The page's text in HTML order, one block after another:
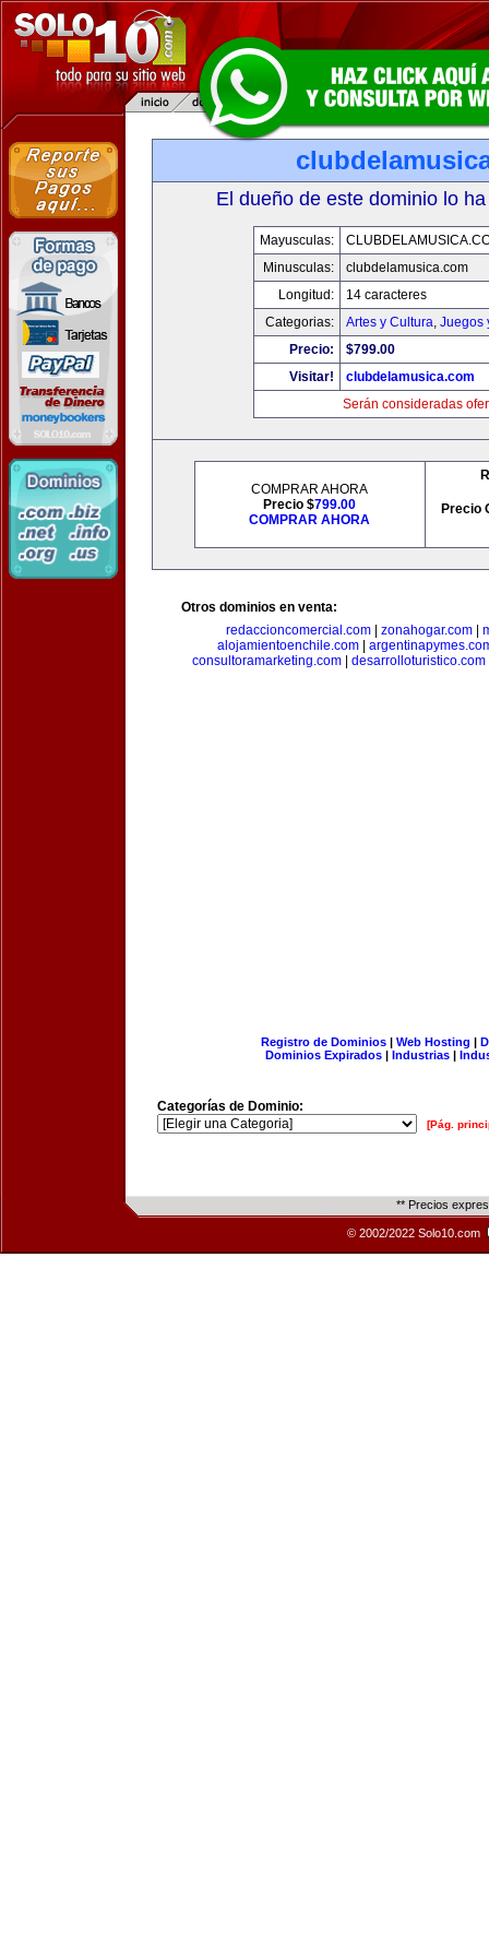
El dueño de este dominio lo
Mayusculas:
Minusculas:
clubdelamusica.com
Longitud:
14 caracteres
Categorias:
Artes y Cultura, Juegos
Precio:
$799.00
Visitar!
clubdelamusica.com
Serán consideradas
COMPRAR AHORA
Precio $799.00
COMPRAR AHORA
Precio
Otros dominios en venta:
redaccioncomercial.com
zonahogar.com
alojamientoenchile.com
consultoramarketing.com
desarrolloturistico.com
Registro de Dominios| Web Hosting |
Dominios Expirados | Industrias |
Categorías de Dominio:
[Pág.
** Precios
© 2002/2022 Solo10.com